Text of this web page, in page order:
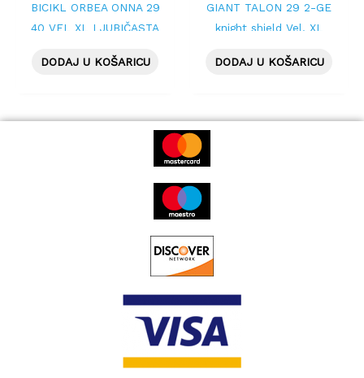
BICIKL ORBEA ONNA 29
40 VEL XL LJUBIČASTA
DODAJ U KOŠARICU
GIANT TALON 29 2-GE
knight shield Vel. XL
DODAJ U KOŠARICU